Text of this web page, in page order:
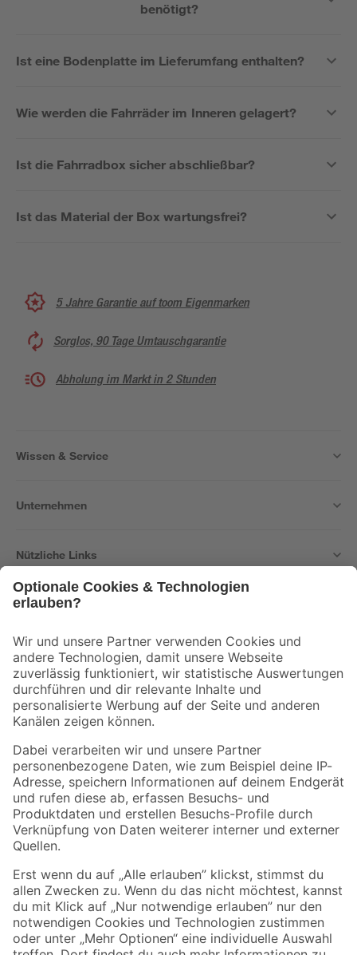
benötigt?
Ist eine Bodenplatte im Lieferumfang enthalten?
Wie werden die Fahrräder im Inneren gelagert?
Ist die Fahrradbox sicher abschließbar?
Ist das Material der Box wartungsfrei?
5 Jahre Garantie auf toom Eigenmarken
Sorglos, 90 Tage Umtauschgarantie
Abholung im Markt in 2 Stunden
Wissen & Service
Unternehmen
Nützliche Links
Der toom Newsletter: Keine Angebote und Aktionen mehr verpassen!
Zur Newsletter Anmeldung
Folge uns
Zahlungsarten Versandarten
Sicher einkaufen
Jetzt die toom-App herunterladen